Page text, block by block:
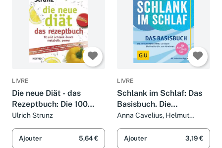
LIVRE
Die neue Diät - das
Rezeptbuch: Die 100
besten Metabolic-Power-
Rezepte - Fit und
schlank für immer
Ulrich Strunz
Ajouter 5,64 €
LIVRE
Schlank im Schlaf: Das
Basisbuch. Die
revolutionäre Formel: So
nutzen Sie Ihre Bio-Uhr
zum Abnehmen
Anna Cavelius, Helmut
Detlef Pape, Rudolf Schwarz
et Elmar Trunz-Carlisi
Ajouter 3,19 €